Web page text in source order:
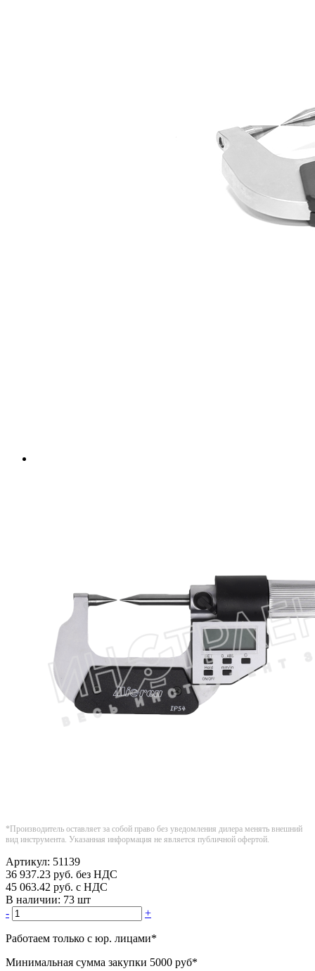
*Производитель оставляет за собой право без уведомления дилера менять внешний
вид инструмента. Указанная информация не является публичной офертой.
Артикул: 51139
36 937.23 руб. без НДС
45 063.42 руб. с НДС
В наличии: 73 шт
-
+
Работаем только с юр. лицами*
Минимальная сумма закупки 5000 руб*